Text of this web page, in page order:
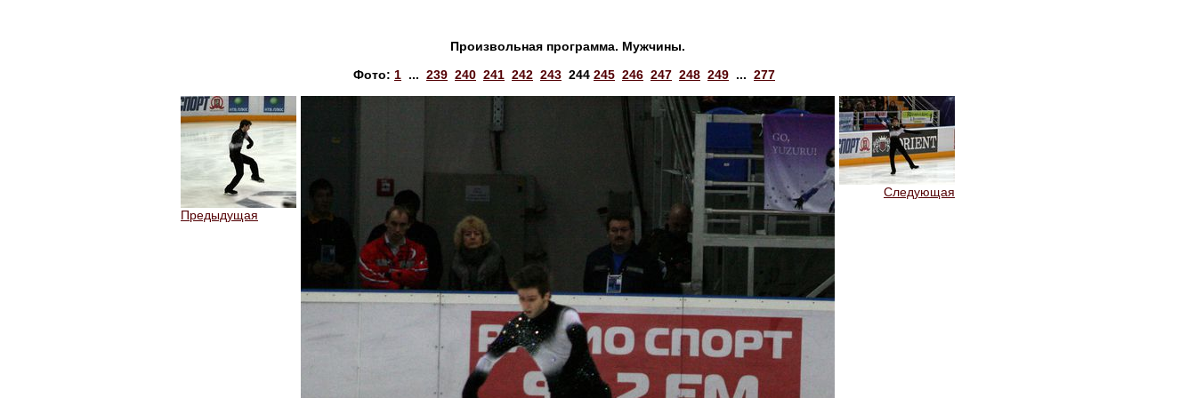
Произвольная программа. Мужчины.
Фото: 1 ... 239 240 241 242 243 244 245 246 247 248 249 ... 277
Предыдущая
Следующая